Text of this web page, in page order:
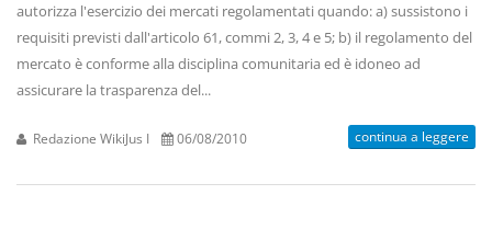
autorizza l'esercizio dei mercati regolamentati quando: a) sussistono i
requisiti previsti dall'articolo 61, commi 2, 3, 4 e 5; b) il regolamento del
mercato è conforme alla disciplina comunitaria ed è idoneo ad
assicurare la trasparenza del...
Redazione WikiJus I 06/08/2010 continua a leggere